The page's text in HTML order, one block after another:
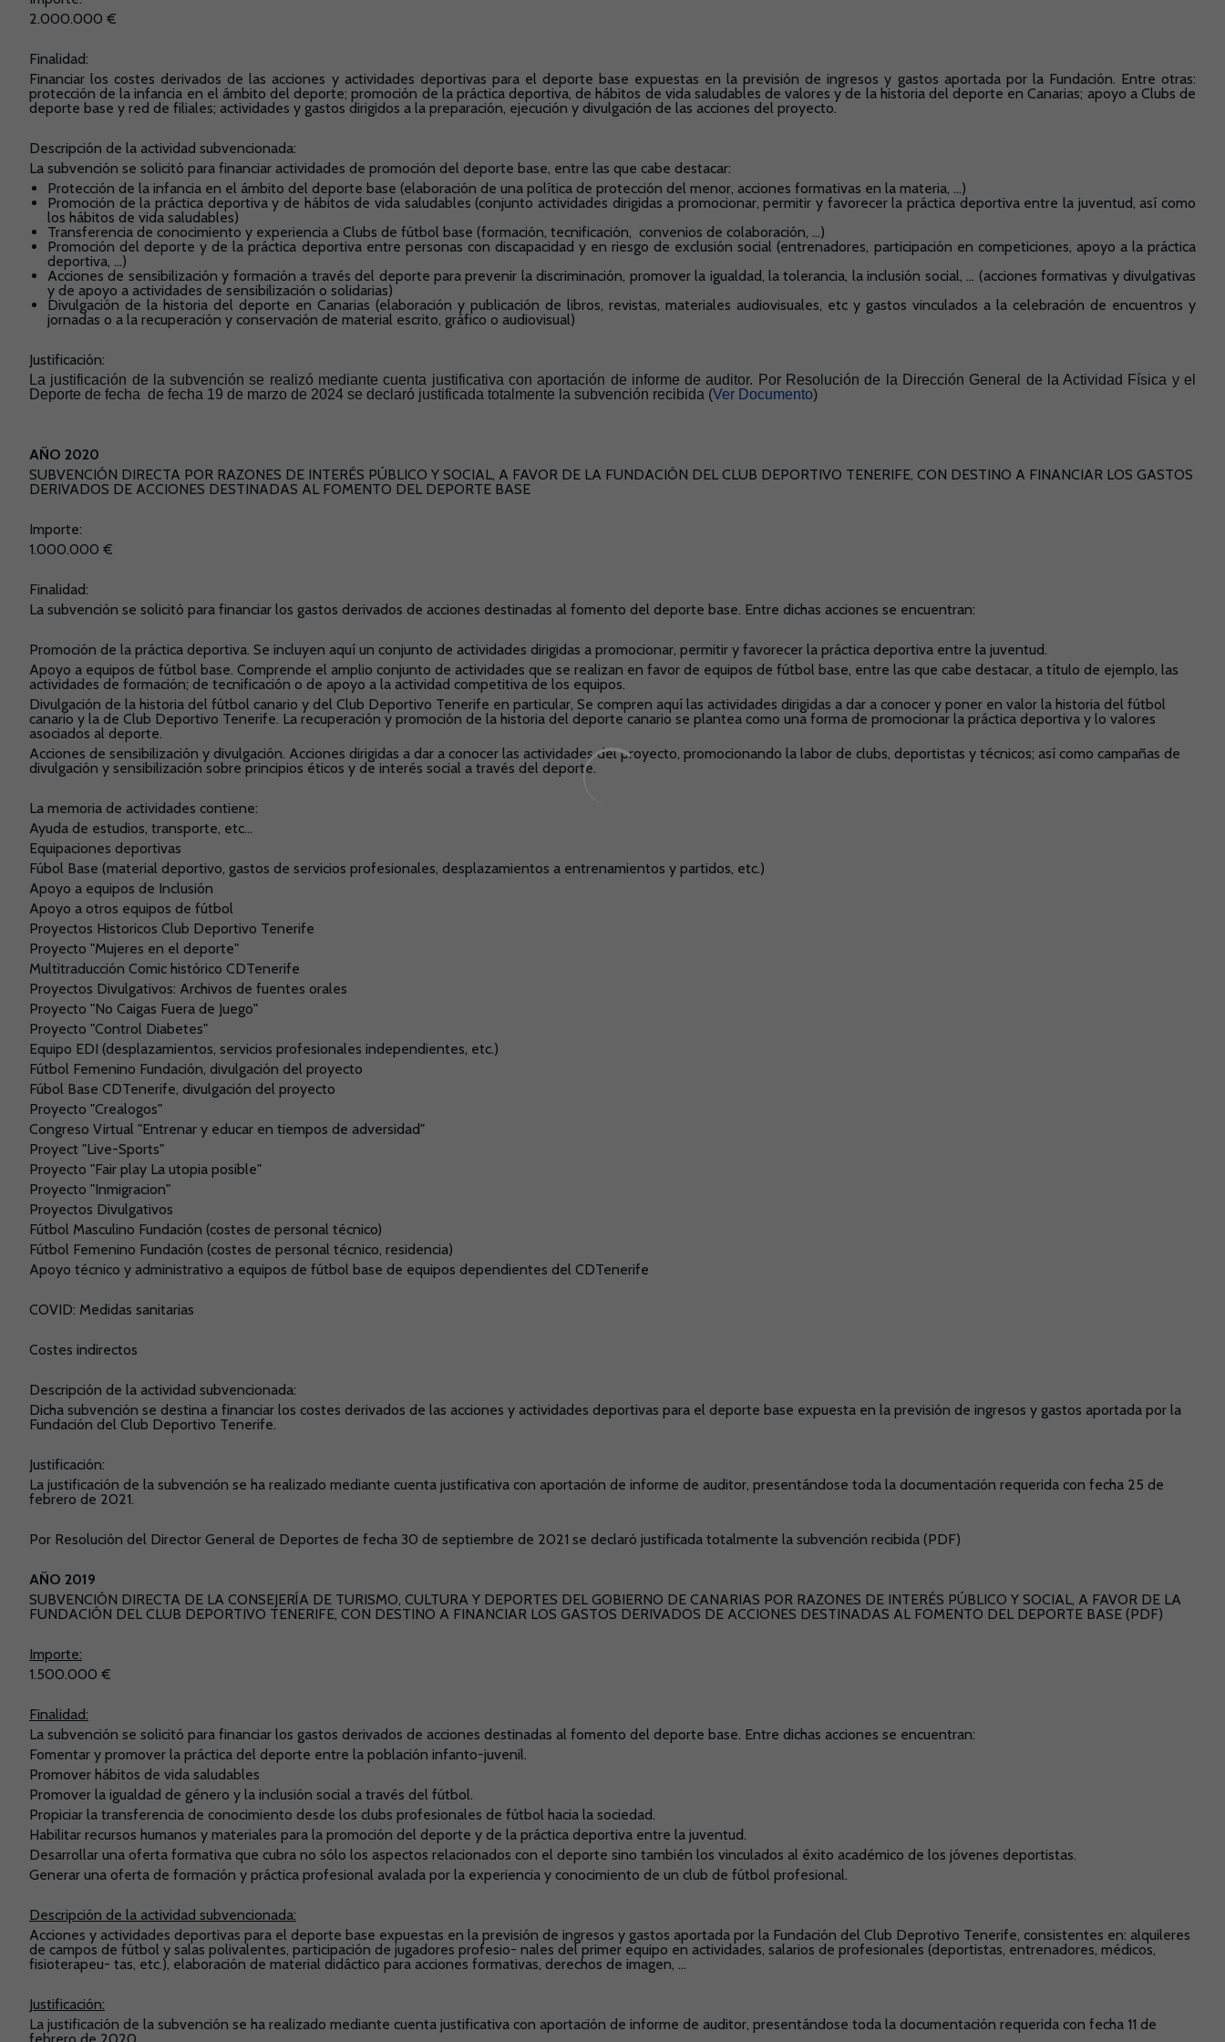
2.000.000 €
Finalidad:
Financiar los costes derivados de las acciones y actividades deportivas para el deporte base expuestas en la previsión de ingresos y gastos aportada por la Fundación. Entre otras:
protección de la infancia en el ámbito del deporte; promoción de la práctica deportiva, de hábitos de vida saludables de valores y de la historia del deporte en Canarias; apoyo a Clubs de
deporte base y red de filiales; actividades y gastos dirigidos a la preparación, ejecución y divulgación de las acciones del proyecto.
Descripción de la actividad subvencionada:
La subvención se solicitó para financiar actividades de promoción del deporte base, entre las que cabe destacar:
Protección de la infancia en el ámbito del deporte base (elaboración de una política de protección del menor, acciones formativas en la materia, …)
Promoción de la práctica deportiva y de hábitos de vida saludables (conjunto actividades dirigidas a promocionar, permitir y favorecer la práctica deportiva entre la juventud, así como
los hábitos de vida saludables)
Transferencia de conocimiento y experiencia a Clubs de fútbol base (formación, tecnificación, convenios de colaboración, …)
Promoción del deporte y de la práctica deportiva entre personas con discapacidad y en riesgo de exclusión social (entrenadores, participación en competiciones, apoyo a la práctica
deportiva, …)
Acciones de sensibilización y formación a través del deporte para prevenir la discriminación, promover la igualdad, la tolerancia, la inclusión social, … (acciones formativas y divulgativas
y de apoyo a actividades de sensibilización o solidarias)
Divulgación de la historia del deporte en Canarias (elaboración y publicación de libros, revistas, materiales audiovisuales, etc y gastos vinculados a la celebración de encuentros y
jornadas o a la recuperación y conservación de material escrito, gráfico o audiovisual)
Justificación:
La justificación de la subvención se realizó mediante cuenta justificativa con aportación de informe de auditor. Por Resolución de la Dirección General de la Actividad Física y el
Deporte de fecha de fecha 19 de marzo de 2024 se declaró justificada totalmente la subvención recibida (Ver Documento)
AÑO 2020
SUBVENCIÓN DIRECTA POR RAZONES DE INTERÉS PÚBLICO Y SOCIAL, A FAVOR DE LA FUNDACIÓN DEL CLUB DEPORTIVO TENERIFE, CON DESTINO A FINANCIAR LOS GASTOS
DERIVADOS DE ACCIONES DESTINADAS AL FOMENTO DEL DEPORTE BASE
Importe:
1.000.000 €
Finalidad:
La subvención se solicitó para financiar los gastos derivados de acciones destinadas al fomento del deporte base. Entre dichas acciones se encuentran:
Promoción de la práctica deportiva. Se incluyen aquí un conjunto de actividades dirigidas a promocionar, permitir y favorecer la práctica deportiva entre la juventud.
Apoyo a equipos de fútbol base. Comprende el amplio conjunto de actividades que se realizan en favor de equipos de fútbol base, entre las que cabe destacar, a título de ejemplo, las
actividades de formación; de tecnificación o de apoyo a la actividad competitiva de los equipos.
Divulgación de la historia del fútbol canario y del Club Deportivo Tenerife en particular, Se compren aquí las actividades dirigidas a dar a conocer y poner en valor la historia del fútbol
canario y la de Club Deportivo Tenerife. La recuperación y promoción de la historia del deporte canario se plantea como una forma de promocionar la práctica deportiva y lo valores
asociados al deporte.
Acciones de sensibilización y divulgación. Acciones dirigidas a dar a conocer las actividades del proyecto, promocionando la labor de clubs, deportistas y técnicos; así como campañas de
divulgación y sensibilización sobre principios éticos y de interés social a través del deporte.
La memoria de actividades contiene:
Ayuda de estudios, transporte, etc…
Equipaciones deportivas
Fúbol Base (material deportivo, gastos de servicios profesionales, desplazamientos a entrenamientos y partidos, etc.)
Apoyo a equipos de Inclusión
Apoyo a otros equipos de fútbol
Proyectos Historicos Club Deportivo Tenerife
Proyecto "Mujeres en el deporte"
Multitraducción Comic histórico CDTenerife
Proyectos Divulgativos: Archivos de fuentes orales
Proyecto "No Caigas Fuera de Juego"
Proyecto "Control Diabetes"
Equipo EDI (desplazamientos, servicios profesionales independientes, etc.)
Fútbol Femenino Fundación, divulgación del proyecto
Fúbol Base CDTenerife, divulgación del proyecto
Proyecto "Crealogos"
Congreso Virtual "Entrenar y educar en tiempos de adversidad"
Proyect "Live-Sports"
Proyecto "Fair play La utopia posible"
Proyecto "Inmigracion"
Proyectos Divulgativos
Fútbol Masculino Fundación (costes de personal técnico)
Fútbol Femenino Fundación (costes de personal técnico, residencia)
Apoyo técnico y administrativo a equipos de fútbol base de equipos dependientes del CDTenerife
COVID: Medidas sanitarias
Costes indirectos
Descripción de la actividad subvencionada:
Dicha subvención se destina a financiar los costes derivados de las acciones y actividades deportivas para el deporte base expuesta en la previsión de ingresos y gastos aportada por la
Fundación del Club Deportivo Tenerife.
Justificación:
La justificación de la subvención se ha realizado mediante cuenta justificativa con aportación de informe de auditor, presentándose toda la documentación requerida con fecha 25 de
febrero de 2021.
Por Resolución del Director General de Deportes de fecha 30 de septiembre de 2021 se declaró justificada totalmente la subvención recibida (PDF)
AÑO 2019
SUBVENCIÓN DIRECTA DE LA CONSEJERÍA DE TURISMO, CULTURA Y DEPORTES DEL GOBIERNO DE CANARIAS POR RAZONES DE INTERÉS PÚBLICO Y SOCIAL, A FAVOR DE LA
FUNDACIÓN DEL CLUB DEPORTIVO TENERIFE, CON DESTINO A FINANCIAR LOS GASTOS DERIVADOS DE ACCIONES DESTINADAS AL FOMENTO DEL DEPORTE BASE (PDF)
Importe:
1.500.000 €
Finalidad:
La subvención se solicitó para financiar los gastos derivados de acciones destinadas al fomento del deporte base. Entre dichas acciones se encuentran:
Fomentar y promover la práctica del deporte entre la población infanto-juvenil.
Promover hábitos de vida saludables
Promover la igualdad de género y la inclusión social a través del fútbol.
Propiciar la transferencia de conocimiento desde los clubs profesionales de fútbol hacia la sociedad.
Habilitar recursos humanos y materiales para la promoción del deporte y de la práctica deportiva entre la juventud.
Desarrollar una oferta formativa que cubra no sólo los aspectos relacionados con el deporte sino también los vinculados al éxito académico de los jóvenes deportistas.
Generar una oferta de formación y práctica profesional avalada por la experiencia y conocimiento de un club de fútbol profesional.
Descripción de la actividad subvencionada:
Acciones y actividades deportivas para el deporte base expuestas en la previsión de ingresos y gastos aportada por la Fundación del Club Deprotivo Tenerife, consistentes en: alquileres
de campos de fútbol y salas polivalentes, participación de jugadores profesio- nales del primer equipo en actividades, salarios de profesionales (deportistas, entrenadores, médicos,
fisioterapeu- tas, etc.), elaboración de material didáctico para acciones formativas, derechos de imagen, ...
Justificación:
La justificación de la subvención se ha realizado mediante cuenta justificativa con aportación de informe de auditor, presentándose toda la documentación requerida con fecha 11 de